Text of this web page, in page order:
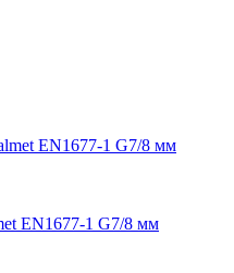
EN1677-1 G7/8 мм